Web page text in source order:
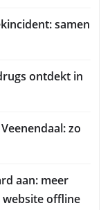
samen
ontdekt in
zo
aan: meer
website offline